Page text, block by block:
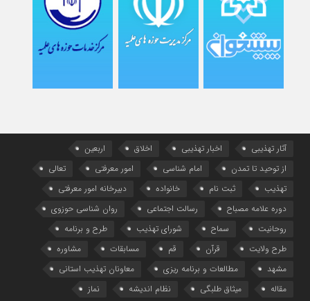
آثار تهذیبی اخبار تهذیبی اخلاق
اربعین
از توحید تا تمدن
امام شناسی امور معرفتی
تعالی
تهذیب
ثبت نام خانواده
دبیرخانه امور معرفتی
دوره علامه مصباح
رسالت اجتماعی
روان شناسی حوزوی
روحانیت
سماح شورای تهذیب
طرح و برنامه
طرح ولایت
قرآن قم مسابقات
مشاوره
مشهد
مطالعات و برنامه ریزی
معاونان تهذیب استانی
مقاله
میثاق طلبگی نظام اندیشه نماز